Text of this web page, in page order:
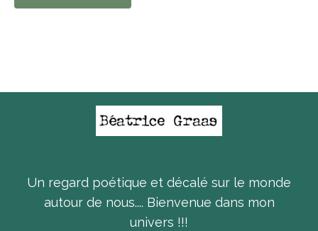
Un regard poétique et décalé sur le monde
autour de nous.... Bienvenue dans mon
univers !!!